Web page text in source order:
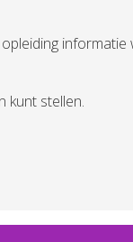
informatie
kunt stellen.